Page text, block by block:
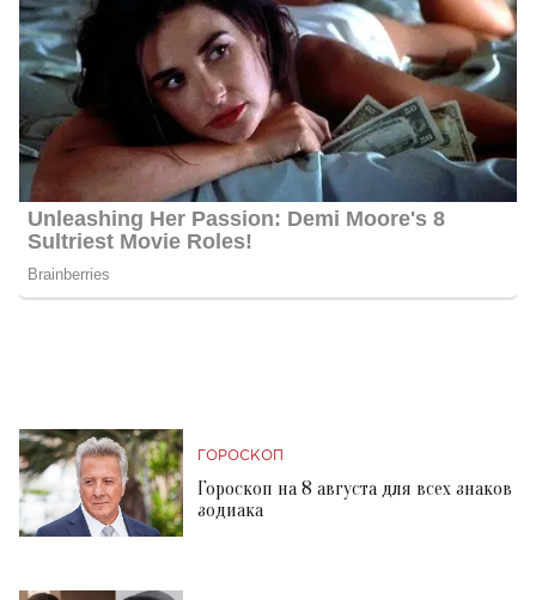
ГОРОСКОП
Гороскоп на 8 августа для всех знаков
зодиака